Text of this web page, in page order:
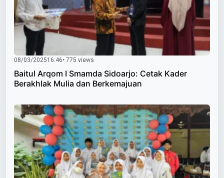
08/03/202516:46• 775 views
Baitul Arqom I Smamda Sidoarjo: Cetak Kader
Berakhlak Mulia dan Berkemajuan